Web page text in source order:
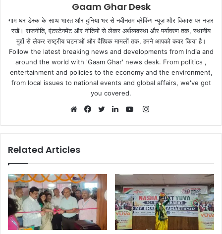
Gaam Ghar Desk
गाम घर डेस्क के साथ भारत और दुनिया भर से नवीनतम ब्रेकिंग न्यूज़ और विकास पर नज़र
रखें। राजनीति, एंटरटेनमेंट और नीतियों से लेकर अर्थव्यवस्था और पर्यावरण तक, स्थानीय
मुद्दों से लेकर राष्ट्रीय घटनाओं और वैश्विक मामलों तक, हमने आपको कवर किया है।
Follow the latest breaking news and developments from India and
around the world with 'Gaam Ghar' news desk. From politics ,
entertainment and policies to the economy and the environment,
from local issues to national events and global affairs, we've got
you covered.
Instagram
Related Articles